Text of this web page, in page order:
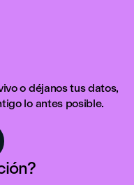
o déjanos tus datos,
lo antes posible.